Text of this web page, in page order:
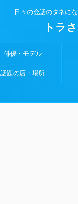
日々の会話のタネに
トラ
俳優・モデル
話題の店・場所